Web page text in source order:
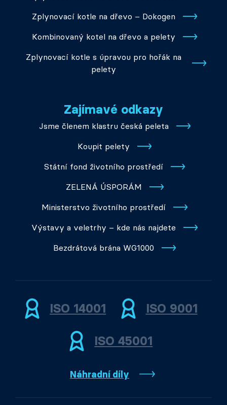
Zplynovací kotle na dřevo – Dokogen
Kombinovaný kotel na dřevo a pelety
Zplynovací kotle s úpravou pro hořák na
pelety
Zajímavé odkazy
Jsme členem klastru česká peleta
Koupit pelety
Státní fond životního prostředí
ZELENÁ ÚSPORÁM
Ministerstvo životního prostředí
Výstavy a veletrhy – kde nás najdete
Bezdrátová brána WG1000
ISO 14001 ISO 9001
ISO 45001
Náhradní díly